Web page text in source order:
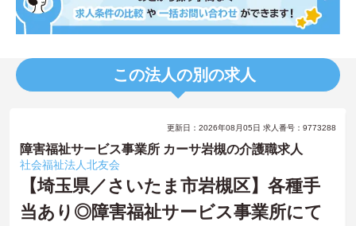
この法人の別の求人
更新日：2026年08月05日 求人番号：9773288
障害福祉サービス事業所 カーサ岩槻の介護職求人
社会福祉法人北友会
【埼玉県／さいたま市岩槻区】各種手
当あり◎障害福祉サービス事業所にて